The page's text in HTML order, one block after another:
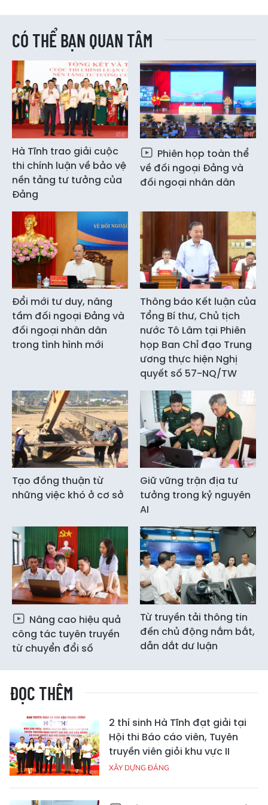
CÓ THỂ BẠN QUAN TÂM
Hà Tĩnh trao giải cuộc
thi chính luận về bảo vệ
nền tảng tư tưởng của
Đảng
Phiên họp toàn thể
về đối ngoại Đảng và
đối ngoại nhân dân
Đổi mới tư duy, nâng
tầm đối ngoại Đảng và
đối ngoại nhân dân
trong tình hình mới
Thông báo Kết luận của
Tổng Bí thư, Chủ tịch
nước Tô Lâm tại Phiên
họp Ban Chỉ đạo Trung
ương thực hiện Nghị
quyết số 57-NQ/TW
Tạo đồng thuận từ
những việc khó ở cơ sở
Giữ vững trận địa tư
tưởng trong kỷ nguyên
AI
Nâng cao hiệu quả
công tác tuyên truyền
từ chuyển đổi số
Từ truyền tải thông tin
đến chủ động nắm bắt,
dẫn dắt dư luận
ĐỌC THÊM
2 thí sinh Hà Tĩnh đạt giải tại
Hội thi Báo cáo viên, Tuyên
truyền viên giỏi khu vực II
XÂY DỰNG ĐẢNG